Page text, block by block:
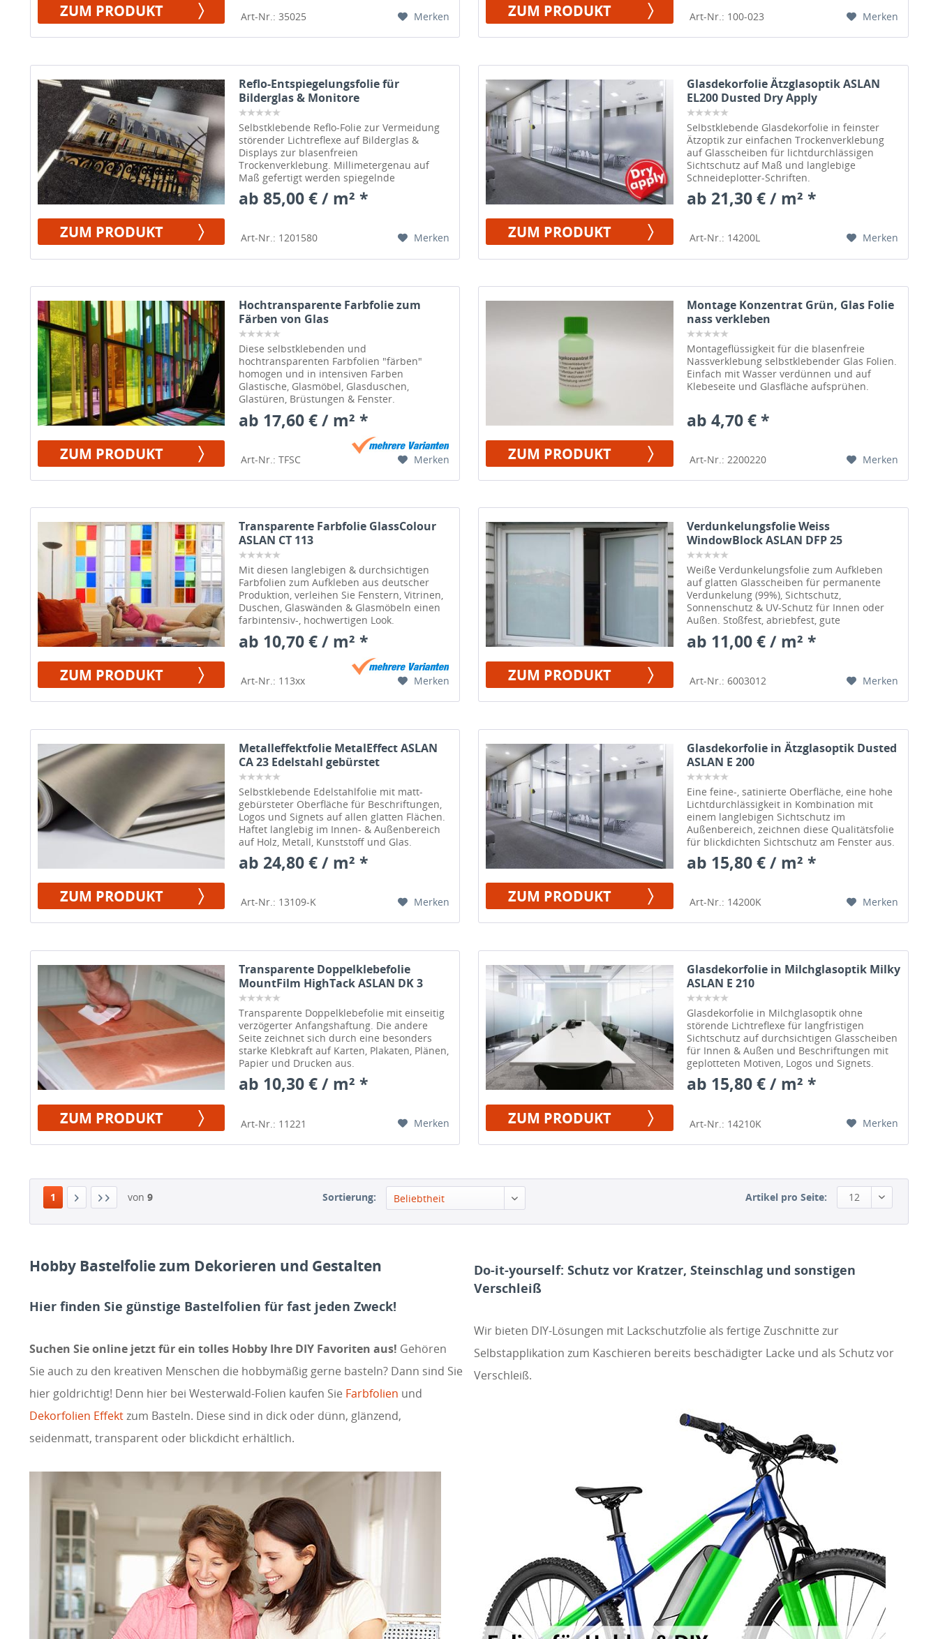
ZUM PRODUKT Art-Nr.: 35025 Merken ZUM PRODUKT Art-Nr.: 100-023 Merken
Reflo-Entspiegelungsfolie für
Bilderglas & Monitore
Selbstklebende Reflo-Folie zur Vermeidung
störender Lichtreflexe auf Bilderglas &
Displays zur blasenfreien
Trockenverklebung. Millimetergenau auf
Maß gefertigt werden spiegelnde
Oberflächen seidenmatt.
ab 85,00 € / m² *
ZUM PRODUKT Art-Nr.: 1201580 Merken
Glasdekorfolie Ätzglasoptik ASLAN
EL200 Dusted Dry Apply
Selbstklebende Glasdekorfolie in feinster
Ätzoptik zur einfachen Trockenverklebung
auf Glasscheiben für lichtdurchlässigen
Sichtschutz auf Maß und langlebige
Schneideplotter-Schriften.
ab 21,30 € / m² *
ZUM PRODUKT Art-Nr.: 14200L Merken
Hochtransparente Farbfolie zum
Färben von Glas
Diese selbstklebenden und
hochtransparenten Farbfolien "färben"
homogen und in intensiven Farben
Glastische, Glasmöbel, Glasduschen,
Glastüren, Brüstungen & Fenster.
ab 17,60 € / m² *
ZUM PRODUKT Art-Nr.: TFSC Merken
Montage Konzentrat Grün, Glas Folie
nass verkleben
Montageflüssigkeit für die blasenfreie
Nassverklebung selbstklebender Glas Folien.
Einfach mit Wasser verdünnen und auf
Klebeseite und Glasfläche aufsprühen.
ab 4,70 € *
ZUM PRODUKT Art-Nr.: 2200220 Merken
Transparente Farbfolie GlassColour
ASLAN CT 113
Mit diesen langlebigen & durchsichtigen
Farbfolien zum Aufkleben aus deutscher
Produktion, verleihen Sie Fenstern, Vitrinen,
Duschen, Glaswänden & Glasmöbeln einen
farbintensiv-, hochwertigen Look.
ab 10,70 € / m² *
ZUM PRODUKT Art-Nr.: 113xx Merken
Verdunkelungsfolie Weiss
WindowBlock ASLAN DFP 25
Weiße Verdunkelungsfolie zum Aufkleben
auf glatten Glasscheiben für permanente
Verdunkelung (99%), Sichtschutz,
Sonnenschutz & UV-Schutz für Innen oder
Außen. Stoßfest, abriebfest, gute
Kratzfestigkeit.
ab 11,00 € / m² *
ZUM PRODUKT Art-Nr.: 6003012 Merken
Metalleffektfolie MetalEffect ASLAN
CA 23 Edelstahl gebürstet
Selbstklebende Edelstahlfolie mit matt-
gebürsteter Oberfläche für Beschriftungen,
Logos und Signets auf allen glatten Flächen.
Haftet langlebig im Innen- & Außenbereich
auf Holz, Metall, Kunststoff und Glas.
ab 24,80 € / m² *
ZUM PRODUKT Art-Nr.: 13109-K Merken
Glasdekorfolie in Ätzglasoptik Dusted
ASLAN E 200
Eine feine-, satinierte Oberfläche, eine hohe
Lichtdurchlässigkeit in Kombination mit
einem langlebigen Sichtschutz im
Außenbereich, zeichnen diese Qualitätsfolie
für blickdichten Sichtschutz am Fenster aus.
Zuschnitt gratis.
ab 15,80 € / m² *
ZUM PRODUKT Art-Nr.: 14200K Merken
Transparente Doppelklebefolie
MountFilm HighTack ASLAN DK 3
Transparente Doppelklebefolie mit einseitig
verzögerter Anfangshaftung. Die andere
Seite zeichnet sich durch eine besonders
starke Klebkraft auf Karten, Plakaten, Plänen,
Papier und Drucken aus.
ab 10,30 € / m² *
ZUM PRODUKT Art-Nr.: 11221 Merken
Glasdekorfolie in Milchglasoptik Milky
ASLAN E 210
Glasdekorfolie in Milchglasoptik ohne
störende Lichtreflexe für langfristigen
Sichtschutz auf durchsichtigen Glasscheiben
für Innen & Außen und Beschriftungen mit
geplotteten Motiven, Logos und Signets.
ab 15,80 € / m² *
ZUM PRODUKT Art-Nr.: 14210K Merken
1 von 9 Sortierung: Beliebtheit Artikel pro Seite: 12
Hobby Bastelfolie zum Dekorieren und Gestalten
Hier finden Sie günstige Bastelfolien für fast jeden Zweck!
Suchen Sie online jetzt für ein tolles Hobby Ihre DIY Favoriten aus! Gehören
Sie auch zu den kreativen Menschen die hobbymäßig gerne basteln? Dann sind Sie
hier goldrichtig! Denn hier bei Westerwald-Folien kaufen Sie Farbfolien und
Dekorfolien Effektzum Basteln. Diese sind in dick oder dünn, glänzend,
seidenmatt, transparent oder blickdicht erhältlich.
Do-it-yourself: Schutz vor Kratzer, Steinschlag und sonstigen
Verschleiß
Wir bieten DIY-Lösungen mit Lackschutzfolie als fertige Zuschnitte zur
Selbstapplikation zum Kaschieren bereits beschädigter Lacke und als Schutz vor
Verschleiß.